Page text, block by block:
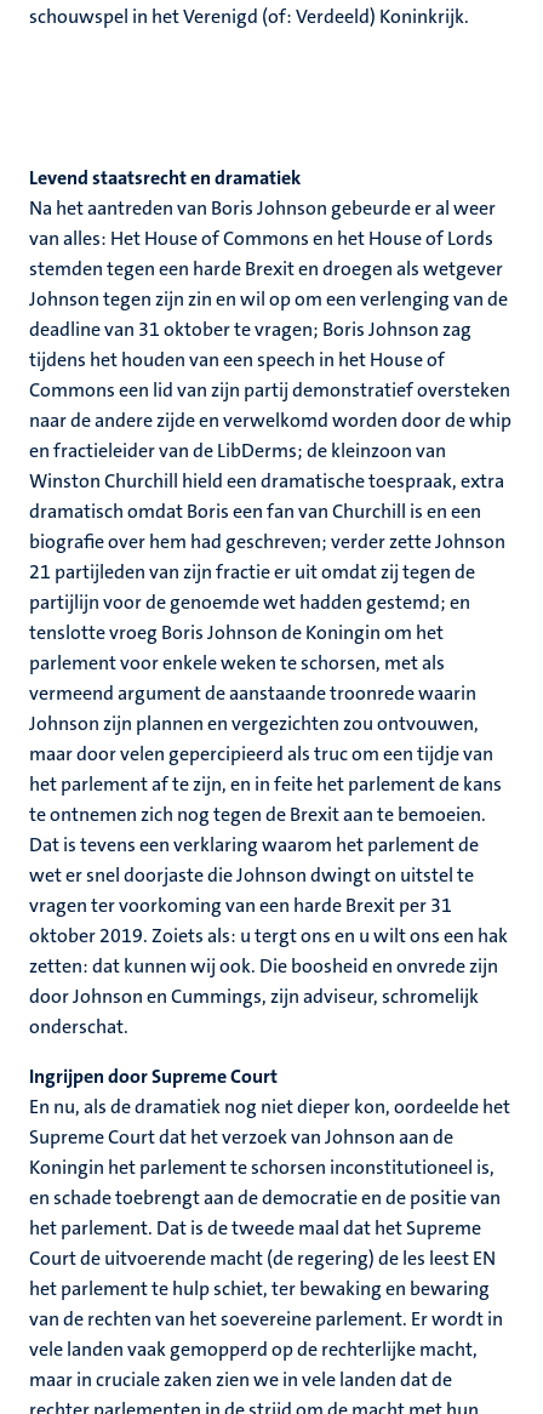
schouwspel in het Verenigd (of: Verdeeld) Koninkrijk.
Levend staatsrecht en dramatiek
Na het aantreden van Boris Johnson gebeurde er al weer
van alles: Het House of Commons en het House of Lords
stemden tegen een harde Brexit en droegen als wetgever
Johnson tegen zijn zin en wil op om een verlenging van de
deadline van 31 oktober te vragen; Boris Johnson zag
tijdens het houden van een speech in het House of
Commons een lid van zijn partij demonstratief oversteken
naar de andere zijde en verwelkomd worden door de whip
en fractieleider van de LibDerms; de kleinzoon van
Winston Churchill hield een dramatische toespraak, extra
dramatisch omdat Boris een fan van Churchill is en een
biografie over hem had geschreven; verder zette Johnson
21 partijleden van zijn fractie er uit omdat zij tegen de
partijlijn voor de genoemde wet hadden gestemd; en
tenslotte vroeg Boris Johnson de Koningin om het
parlement voor enkele weken te schorsen, met als
vermeend argument de aanstaande troonrede waarin
Johnson zijn plannen en vergezichten zou ontvouwen,
maar door velen gepercipieerd als truc om een tijdje van
het parlement af te zijn, en in feite het parlement de kans
te ontnemen zich nog tegen de Brexit aan te bemoeien.
Dat is tevens een verklaring waarom het parlement de
wet er snel doorjaste die Johnson dwingt on uitstel te
vragen ter voorkoming van een harde Brexit per 31
oktober 2019. Zoiets als: u tergt ons en u wilt ons een hak
zetten: dat kunnen wij ook. Die boosheid en onvrede zijn
door Johnson en Cummings, zijn adviseur, schromelijk
onderschat.
Ingrijpen door Supreme Court
En nu, als de dramatiek nog niet dieper kon, oordeelde het
Supreme Court dat het verzoek van Johnson aan de
Koningin het parlement te schorsen inconstitutioneel is,
en schade toebrengt aan de democratie en de positie van
het parlement. Dat is de tweede maal dat het Supreme
Court de uitvoerende macht (de regering) de les leest EN
het parlement te hulp schiet, ter bewaking en bewaring
van de rechten van het soevereine parlement. Er wordt in
vele landen vaak gemopperd op de rechterlijke macht,
maar in cruciale zaken zien we in vele landen dat de